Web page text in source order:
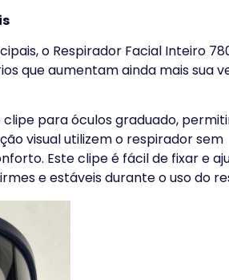
o Respirador Facial Inteiro
que aumentam ainda mais sua
para óculos graduado,
visual utilizem o respirador sem
Este clipe é fácil de fixar e
e estáveis durante o uso do